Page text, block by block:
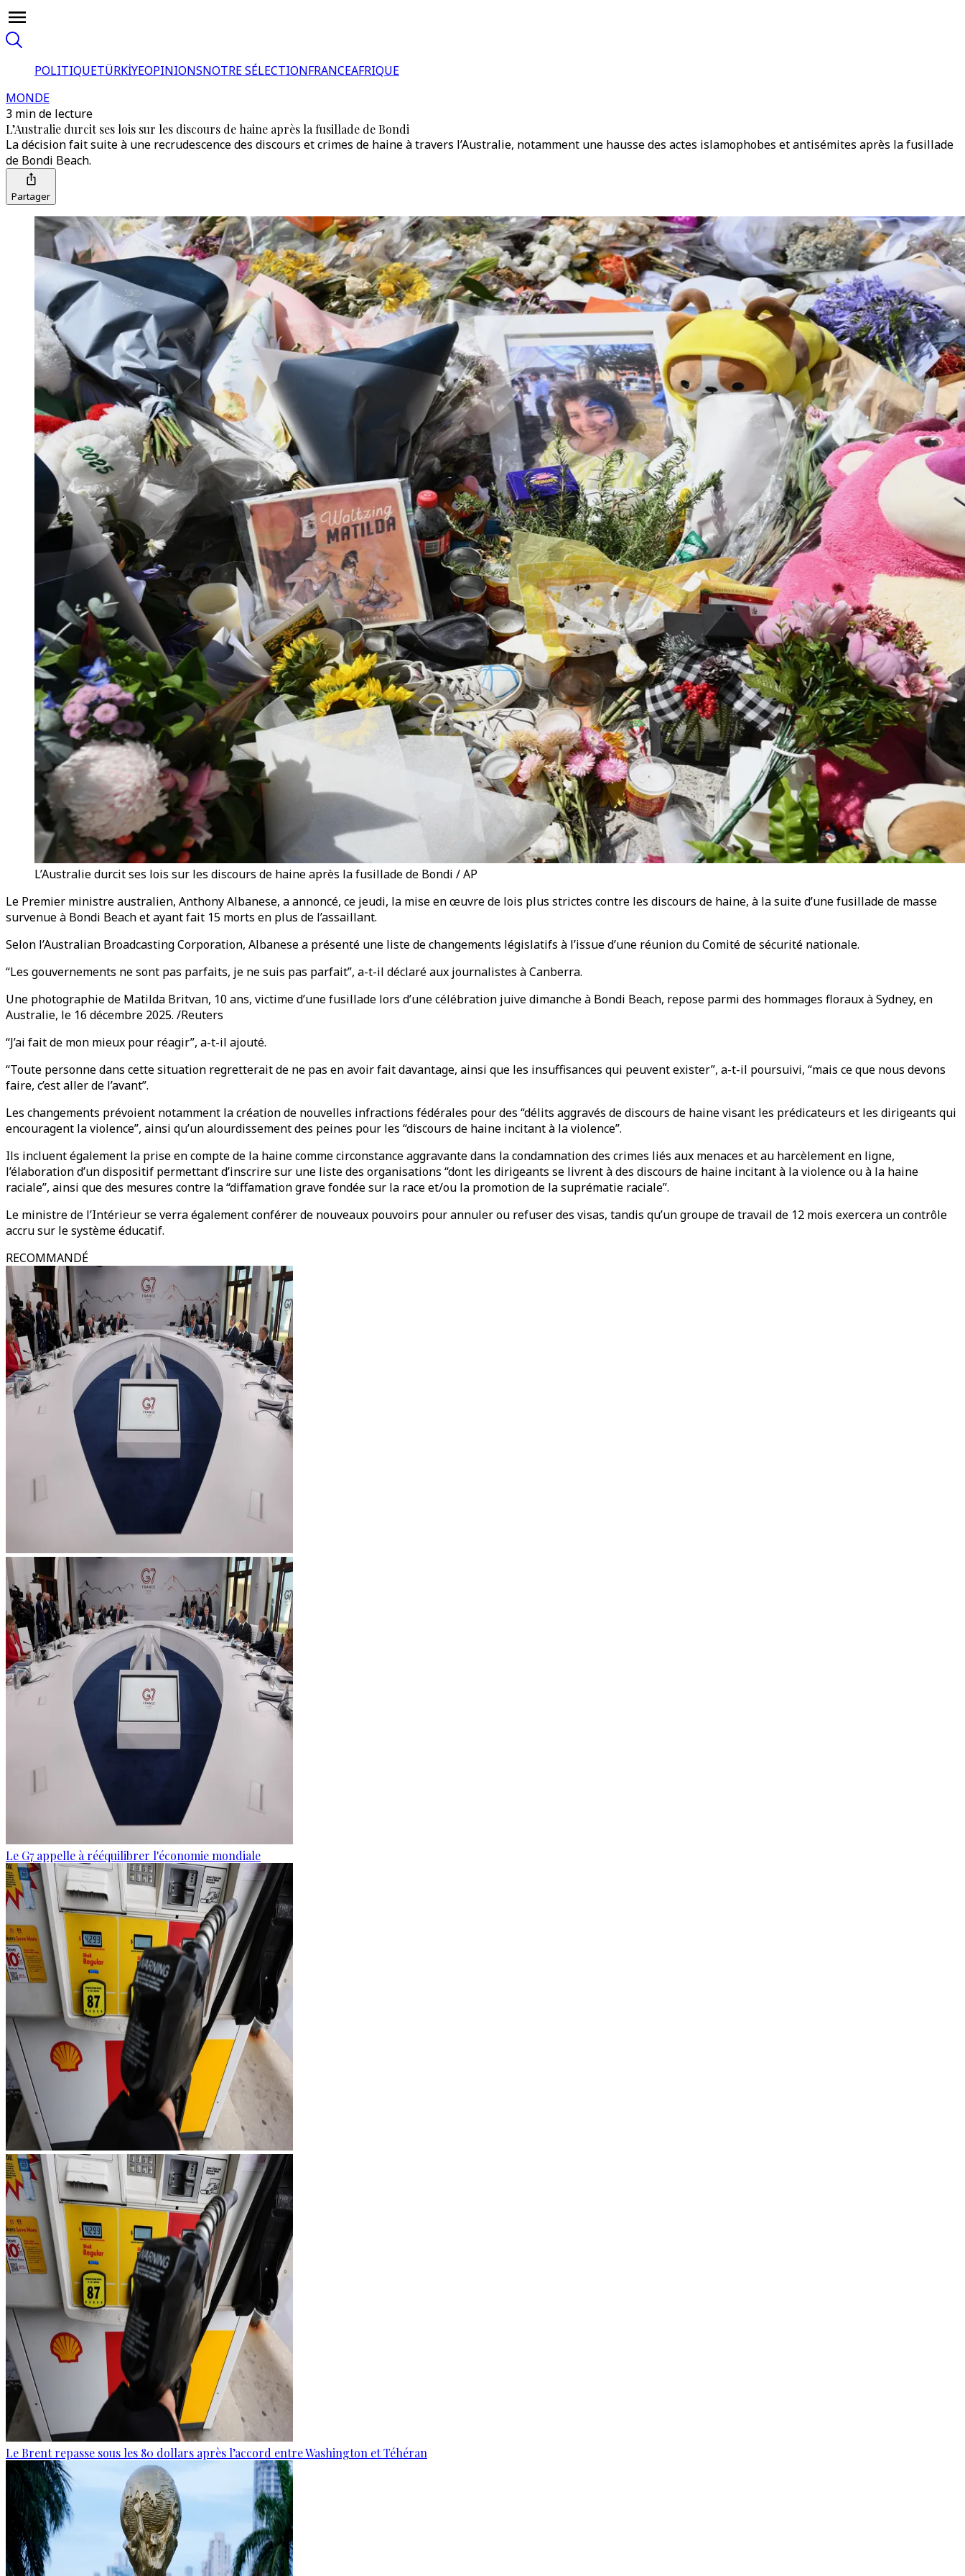
POLITIQUETÜRKİYEOPINIONSNOTRE SÉLECTIONFRANCEAFRIQUE
MONDE
3 min de lecture
L’Australie durcit ses lois sur les discours de haine après la fusillade de Bondi
La décision fait suite à une recrudescence des discours et crimes de haine à travers l’Australie, notamment une hausse des actes islamophobes et antisémites après la fusillade
de Bondi Beach.
Partager
L’Australie durcit ses lois sur les discours de haine après la fusillade de Bondi / AP
Le Premier ministre australien, Anthony Albanese, a annoncé, ce jeudi, la mise en œuvre de lois plus strictes contre les discours de haine, à la suite d’une fusillade de masse
survenue à Bondi Beach et ayant fait 15 morts en plus de l’assaillant.
Selon l’Australian Broadcasting Corporation, Albanese a présenté une liste de changements législatifs à l’issue d’une réunion du Comité de sécurité nationale.
“Les gouvernements ne sont pas parfaits, je ne suis pas parfait”, a-t-il déclaré aux journalistes à Canberra.
Une photographie de Matilda Britvan, 10 ans, victime d’une fusillade lors d’une célébration juive dimanche à Bondi Beach, repose parmi des hommages floraux à Sydney, en
Australie, le 16 décembre 2025. /Reuters
“J’ai fait de mon mieux pour réagir”, a-t-il ajouté.
“Toute personne dans cette situation regretterait de ne pas en avoir fait davantage, ainsi que les insuffisances qui peuvent exister”, a-t-il poursuivi, “mais ce que nous devons
faire, c’est aller de l’avant”.
Les changements prévoient notamment la création de nouvelles infractions fédérales pour des “délits aggravés de discours de haine visant les prédicateurs et les dirigeants qui
encouragent la violence”, ainsi qu’un alourdissement des peines pour les “discours de haine incitant à la violence”.
Ils incluent également la prise en compte de la haine comme circonstance aggravante dans la condamnation des crimes liés aux menaces et au harcèlement en ligne,
l’élaboration d’un dispositif permettant d’inscrire sur une liste des organisations “dont les dirigeants se livrent à des discours de haine incitant à la violence ou à la haine
raciale”, ainsi que des mesures contre la “diffamation grave fondée sur la race et/ou la promotion de la suprématie raciale”.
Le ministre de l’Intérieur se verra également conférer de nouveaux pouvoirs pour annuler ou refuser des visas, tandis qu’un groupe de travail de 12 mois exercera un contrôle
accru sur le système éducatif.
RECOMMANDÉ
Le G7 appelle à rééquilibrer l'économie mondiale
Le Brent repasse sous les 80 dollars après l’accord entre Washington et Téhéran